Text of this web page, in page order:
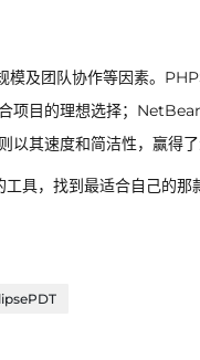
模及团队协作等因素。
目的理想选择；
其速度和简洁性，赢得了
具，找到最适合自己的那